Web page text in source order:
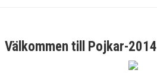
Välkommen till Pojkar-2014